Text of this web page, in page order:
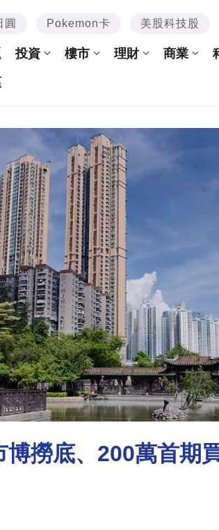
圓 Pokemon卡 美股科技股
投資 樓市 理財 商業
撈底、200萬首期